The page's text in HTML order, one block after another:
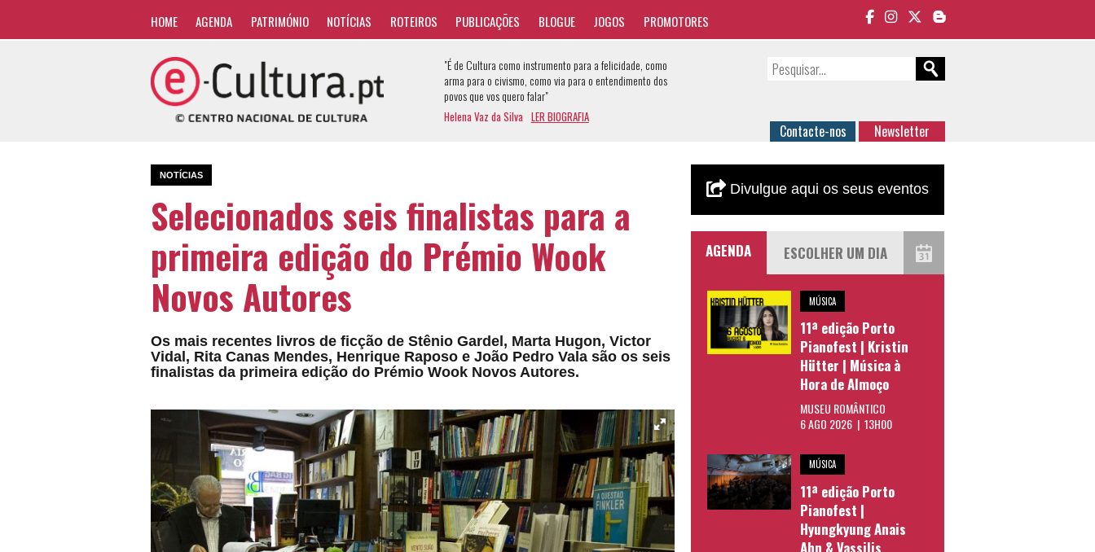
HOME AGENDA PATRIMÓNIO NOTÍCIAS ROTEIROS PUBLICAÇÕES BLOGUE JOGOS PROMOTORES
"É de Cultura como instrumento para a felicidade, como
arma para o civismo, como via para o entendimento dos
povos que vos quero falar"
Helena Vaz da Silva LER BIOGRAFIA
Contacte-nos Newsletter
NOTÍCIAS
Selecionados seis finalistas para a
primeira edição do Prémio Wook
Novos Autores
Os mais recentes livros de ficção de Stênio Gardel, Marta Hugon, Victor
Vidal, Rita Canas Mendes, Henrique Raposo e João Pedro Vala são os seis
finalistas da primeira edição do Prémio Wook Novos Autores.
Divulgue aqui os seus eventos
AGENDA
MÚSICA
11ª edição Porto
Pianofest | Kristin
Hütter | Música à
Hora de Almoço
MUSEU ROMÂNTICO
6 AGO 2026 | 13H00
MÚSICA
11ª edição Porto
Pianofest |
Hyungkyung Anais
Ahn & Vassilis